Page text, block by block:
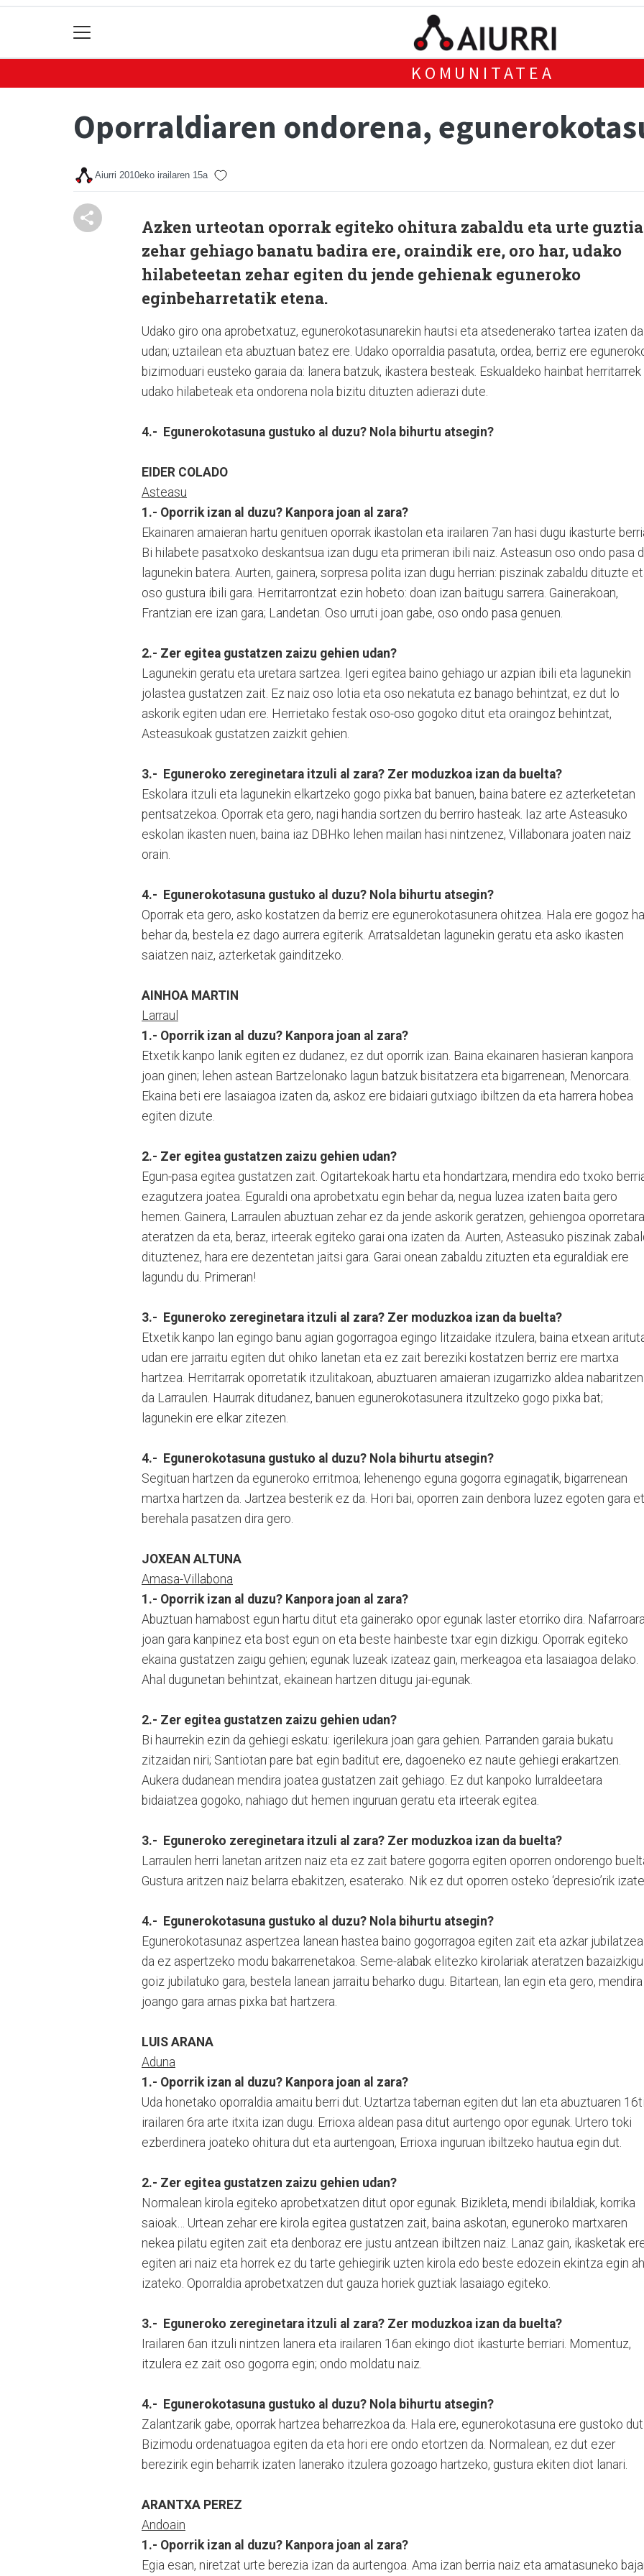
KOMUNITATEA
Oporraldiaren ondorena,
Aiurri 2010eko irailaren 15a
Azken urteotan oporrak egiteko ohitura zabaldu eta urte
zehar gehiago banatu badira ere, oraindik ere, oro har, udako
hilabeteetan zehar egiten du jende gehienak eguneroko
eginbeharretatik etena.
Udako giro ona aprobetxatuz, egunerokotasunarekin hautsi eta atsedenerako tartea izaten da
udan; uztailean eta abuztuan batez ere. Udako oporraldia pasatuta, ordea, berriz ere
bizimoduari eusteko garaia da: lanera batzuk, ikastera besteak. Eskualdeko hainbat herritarrek
udako hilabeteak eta ondorena nola bizitu dituzten adierazi dute.
4.- Egunerokotasuna gustuko al duzu? Nola bihurtu atsegin?
EIDER COLADO
Asteasu
1.- Oporrik izan al duzu? Kanpora joan al zara?
Ekainaren amaieran hartu genituen oporrak ikastolan eta irailaren 7an hasi dugu ikasturte
Bi hilabete pasatxoko deskantsua izan dugu eta primeran ibili naiz. Asteasun oso ondo pasa
lagunekin batera. Aurten, gainera, sorpresa polita izan dugu herrian: piszinak zabaldu dituzte
oso gustura ibili gara. Herritarrontzat ezin hobeto: doan izan baitugu sarrera. Gainerakoan,
Frantzian ere izan gara; Landetan. Oso urruti joan gabe, oso ondo pasa genuen.
2.- Zer egitea gustatzen zaizu gehien udan?
Lagunekin geratu eta uretara sartzea. Igeri egitea baino gehiago ur azpian ibili eta lagunekin
jolastea gustatzen zait. Ez naiz oso lotia eta oso nekatuta ez banago behintzat, ez dut lo
askorik egiten udan ere. Herrietako festak oso-oso gogoko ditut eta oraingoz behintzat,
Asteasukoak gustatzen zaizkit gehien.
3.- Eguneroko zereginetara itzuli al zara? Zer moduzkoa izan da buelta?
Eskolara itzuli eta lagunekin elkartzeko gogo pixka bat banuen, baina batere ez azterketetan
pentsatzekoa. Oporrak eta gero, nagi handia sortzen du berriro hasteak. Iaz arte Asteasuko
eskolan ikasten nuen, baina iaz DBHko lehen mailan hasi nintzenez, Villabonara joaten naiz
orain.
4.- Egunerokotasuna gustuko al duzu? Nola bihurtu atsegin?
Oporrak eta gero, asko kostatzen da berriz ere egunerokotasunera ohitzea. Hala ere gogoz
behar da, bestela ez dago aurrera egiterik. Arratsaldetan lagunekin geratu eta asko ikasten
saiatzen naiz, azterketak gainditzeko.
AINHOA MARTIN
Larraul
1.- Oporrik izan al duzu? Kanpora joan al zara?
Etxetik kanpo lanik egiten ez dudanez, ez dut oporrik izan. Baina ekainaren hasieran kanpora
joan ginen; lehen astean Bartzelonako lagun batzuk bisitatzera eta bigarrenean, Menorcara.
Ekaina beti ere lasaiagoa izaten da, askoz ere bidaiari gutxiago ibiltzen da eta harrera hobea
egiten dizute.
2.- Zer egitea gustatzen zaizu gehien udan?
Egun-pasa egitea gustatzen zait. Ogitartekoak hartu eta hondartzara, mendira edo txoko
ezagutzera joatea. Eguraldi ona aprobetxatu egin behar da, negua luzea izaten baita gero
hemen. Gainera, Larraulen abuztuan zehar ez da jende askorik geratzen, gehiengoa oporretara
ateratzen da eta, beraz, irteerak egiteko garai ona izaten da. Aurten, Asteasuko piszinak
dituztenez, hara ere dezentetan jaitsi gara. Garai onean zabaldu zituzten eta eguraldiak ere
lagundu du. Primeran!
3.- Eguneroko zereginetara itzuli al zara? Zer moduzkoa izan da buelta?
Etxetik kanpo lan egingo banu agian gogorragoa egingo litzaidake itzulera, baina etxean
udan ere jarraitu egiten dut ohiko lanetan eta ez zait bereziki kostatzen berriz ere martxa
hartzea. Herritarrak oporretatik itzulitakoan, abuztuaren amaieran izugarrizko aldea nabaritzen
da Larraulen. Haurrak ditudanez, banuen egunerokotasunera itzultzeko gogo pixka bat;
lagunekin ere elkar zitezen.
4.- Egunerokotasuna gustuko al duzu? Nola bihurtu atsegin?
Segituan hartzen da eguneroko erritmoa; lehenengo eguna gogorra eginagatik, bigarrenean
martxa hartzen da. Jartzea besterik ez da. Hori bai, oporren zain denbora luzez egoten gara
berehala pasatzen dira gero.
JOXEAN ALTUNA
Amasa-Villabona
1.- Oporrik izan al duzu? Kanpora joan al zara?
Abuztuan hamabost egun hartu ditut eta gainerako opor egunak laster etorriko dira.
joan gara kanpinez eta bost egun on eta beste hainbeste txar egin dizkigu. Oporrak egiteko
ekaina gustatzen zaigu gehien; egunak luzeak izateaz gain, merkeagoa eta lasaiagoa delako.
Ahal dugunetan behintzat, ekainean hartzen ditugu jai-egunak.
2.- Zer egitea gustatzen zaizu gehien udan?
Bi haurrekin ezin da gehiegi eskatu: igerilekura joan gara gehien. Parranden garaia bukatu
zitzaidan niri; Santiotan pare bat egin baditut ere, dagoeneko ez naute gehiegi erakartzen.
Aukera dudanean mendira joatea gustatzen zait gehiago. Ez dut kanpoko lurraldeetara
bidaiatzea gogoko, nahiago dut hemen inguruan geratu eta irteerak egitea.
3.- Eguneroko zereginetara itzuli al zara? Zer moduzkoa izan da buelta?
Larraulen herri lanetan aritzen naiz eta ez zait batere gogorra egiten oporren ondorengo
Gustura aritzen naiz belarra ebakitzen, esaterako. Nik ez dut oporren osteko ‘depresio’rik
4.- Egunerokotasuna gustuko al duzu? Nola bihurtu atsegin?
Egunerokotasunaz aspertzea lanean hastea baino gogorragoa egiten zait eta azkar jubilatzea
da ez aspertzeko modu bakarrenetakoa. Seme-alabak elitezko kirolariak ateratzen bazaizkigu
goiz jubilatuko gara, bestela lanean jarraitu beharko dugu. Bitartean, lan egin eta gero, mendira
joango gara arnas pixka bat hartzera.
LUIS ARANA
Aduna
1.- Oporrik izan al duzu? Kanpora joan al zara?
Uda honetako oporraldia amaitu berri dut. Uztartza tabernan egiten dut lan eta abuztuaren
irailaren 6ra arte itxita izan dugu. Errioxa aldean pasa ditut aurtengo opor egunak. Urtero toki
ezberdinera joateko ohitura dut eta aurtengoan, Errioxa inguruan ibiltzeko hautua egin dut.
2.- Zer egitea gustatzen zaizu gehien udan?
Normalean kirola egiteko aprobetxatzen ditut opor egunak. Bizikleta, mendi ibilaldiak, korrika
saioak… Urtean zehar ere kirola egitea gustatzen zait, baina askotan, eguneroko martxaren
nekea pilatu egiten zait eta denboraz ere justu antzean ibiltzen naiz. Lanaz gain, ikasketak
egiten ari naiz eta horrek ez du tarte gehiegirik uzten kirola edo beste edozein ekintza egin
izateko. Oporraldia aprobetxatzen dut gauza horiek guztiak lasaiago egiteko.
3.- Eguneroko zereginetara itzuli al zara? Zer moduzkoa izan da buelta?
Irailaren 6an itzuli nintzen lanera eta irailaren 16an ekingo diot ikasturte berriari. Momentuz,
itzulera ez zait oso gogorra egin; ondo moldatu naiz.
4.- Egunerokotasuna gustuko al duzu? Nola bihurtu atsegin?
Zalantzarik gabe, oporrak hartzea beharrezkoa da. Hala ere, egunerokotasuna ere gustoko
Bizimodu ordenatuagoa egiten da eta hori ere ondo etortzen da. Normalean, ez dut ezer
berezirik egin beharrik izaten lanerako itzulera gozoago hartzeko, gustura ekiten diot lanari.
ARANTXA PEREZ
Andoain
1.- Oporrik izan al duzu? Kanpora joan al zara?
Egia esan, niretzat urte berezia izan da aurtengoa. Ama izan berria naiz eta amatasuneko